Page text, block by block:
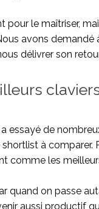
pour le maîtriser,
avons
délivrer son
essayé de
à comparer.
comme les
quand on passe
aussi productif